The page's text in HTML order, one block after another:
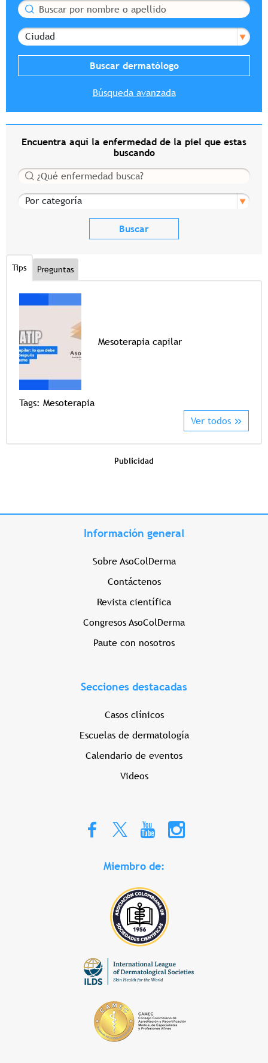
Buscar
Ciudad
Búsqueda avanzada
Encuentra aquí la enfermedad de la piel que estas
buscando
Buscar
Por categoría
Tips Preguntas
Mesoterapia capilar
Tags: Mesoterapia
Ver todos
Publicidad
Información general
Sobre AsoColDerma
Contáctenos
Revista científica
Congresos AsoColDerma
Paute con nosotros
Secciones destacadas
Casos clínicos
Escuelas de dermatología
Calendario de eventos
Videos
Miembro de: